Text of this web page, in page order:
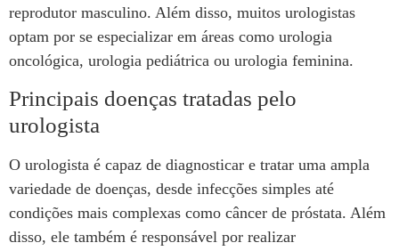
reprodutor masculino. Além disso, muitos urologistas
optam por se especializar em áreas como urologia
oncológica, urologia pediátrica ou urologia feminina.
Principais doenças tratadas pelo
urologista
O urologista é capaz de diagnosticar e tratar uma ampla
variedade de doenças, desde infecções simples até
condições mais complexas como câncer de próstata. Além
disso, ele também é responsável por realizar